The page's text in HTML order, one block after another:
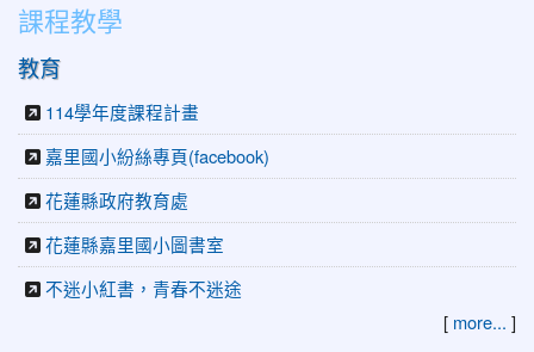
課程教學
教育
114學年度課程計畫
嘉里國小紛絲專頁(facebook)
花蓮縣政府教育處
花蓮縣嘉里國小圖書室
不迷小紅書，青春不迷途
[ more... ]